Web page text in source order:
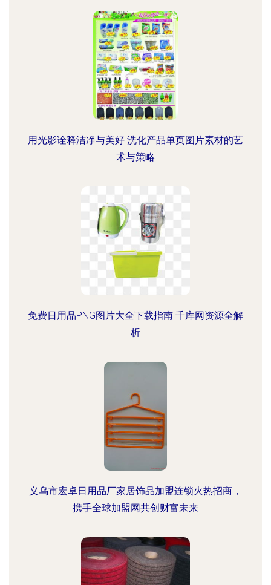
用光影诠释洁净与美好 洗化产品单页图片素材的艺
术与策略
免费日用品PNG图片大全下载指南 千库网资源全解
析
义乌市宏卓日用品厂家居饰品加盟连锁火热招商，
携手全球加盟网共创财富未来